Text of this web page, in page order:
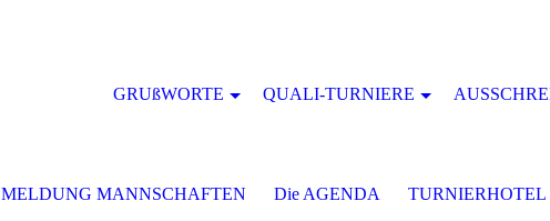
GRUßWORTE QUALI-TURNIERE
MELDUNG MANNSCHAFTEN Die AGENDA TURNIERHOTEL